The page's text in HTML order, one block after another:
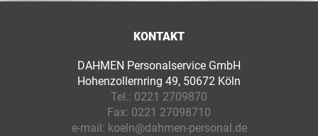
KONTAKT
DAHMEN Personalservice GmbH
Hohenzollernring 49, 50672 Köln
Tel.: 0221 2709870
Fax: 0221 27098710
e-mail: koeln@dahmen-personal.de